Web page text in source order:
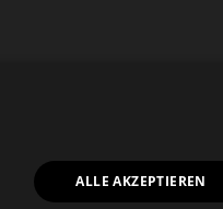
ALLE AKZEPTIEREN